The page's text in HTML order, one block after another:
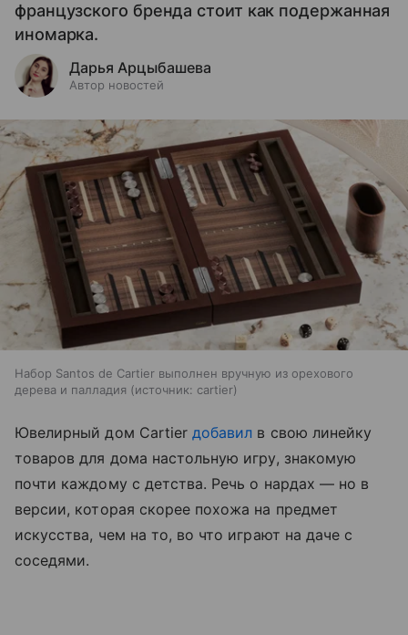
французского бренда стоит как подержанная
иномарка.
Дарья Арцыбашева
Автор новостей
Набор Santos de Cartier выполнен вручную из орехового
дерева и палладия
источник: cartier
Ювелирный дом Cartierдобавил в свою линейку
товаров для дома настольную игру, знакомую
почти каждому с детства. Речь о нардах — но в
версии, которая скорее похожа на предмет
искусства, чем на то, во что играют на даче с
соседями.